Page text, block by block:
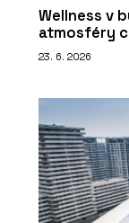
Wellness v
atmosféry
23. 6. 2026